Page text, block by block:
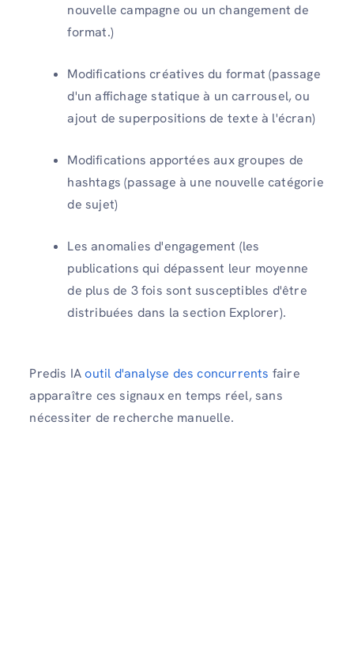
nouvelle campagne ou un changement de
format.)
Modifications créatives du format (passage
d'un affichage statique à un carrousel, ou
ajout de superpositions de texte à l'écran)
Modifications apportées aux groupes de
hashtags (passage à une nouvelle catégorie
de sujet)
Les anomalies d'engagement (les
publications qui dépassent leur moyenne
de plus de 3 fois sont susceptibles d'être
distribuées dans la section Explorer).
Predis IAoutil d'analyse des concurrents faire
apparaître ces signaux en temps réel, sans
nécessiter de recherche manuelle.